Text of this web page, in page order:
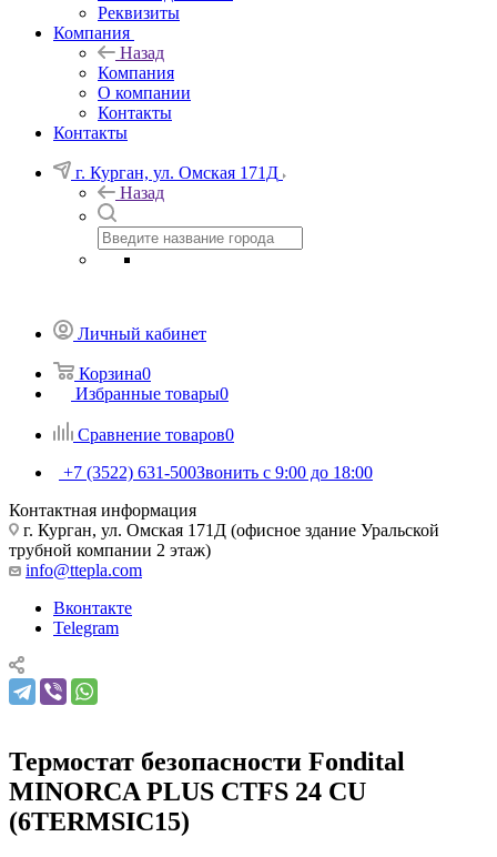
Реквизиты
Компания
Назад
Компания
О компании
Контакты
Контакты
г. Курган, ул. Омская 171Д
Назад
Личный кабинет
Корзина0
Избранные товары0
Сравнение товаров0
+7 (3522) 631-500Звонить с 9:00 до 18:00
Контактная информация
г. Курган, ул. Омская 171Д (офисное здание Уральской
трубной компании 2 этаж)
info@ttepla.com
Вконтакте
Telegram
Термостат безопасности Fondital
MINORCA PLUS CTFS 24 CU
(6TERMSIC15)